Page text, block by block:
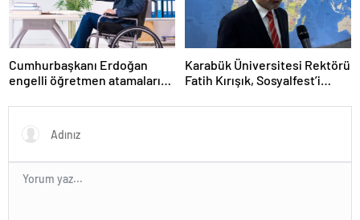
Cumhurbaşkanı Erdoğan
engelli öğretmen atamaları
Karabük Üniversitesi Rektörü
Fatih Kırışık, Sosyalfest’i